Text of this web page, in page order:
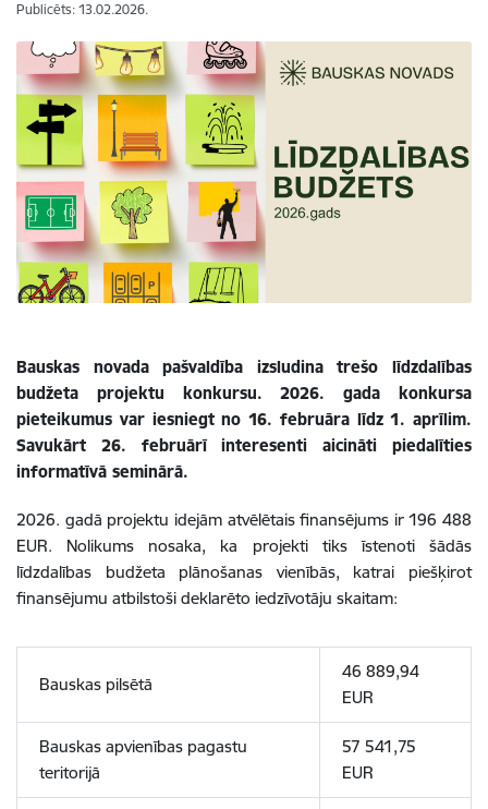
Publicēts: 13.02.2026.
Bauskas novada pašvaldība izsludina trešo līdzdalības
budžeta projektu konkursu. 2026. gada konkursa
pieteikumus var iesniegt no 16. februāra līdz 1. aprīlim.
Savukārt 26. februārī interesenti aicināti piedalīties
informatīvā seminārā.
2026. gadā projektu idejām atvēlētais finansējums ir 196 488
EUR. Nolikums nosaka, ka projekti tiks īstenoti šādās
līdzdalības budžeta plānošanas vienībās, katrai piešķirot
finansējumu atbilstoši deklarēto iedzīvotāju skaitam:
Bauskas pilsētā
46 889,94
EUR
Bauskas apvienības pagastu
teritorijā
57 541,75
EUR